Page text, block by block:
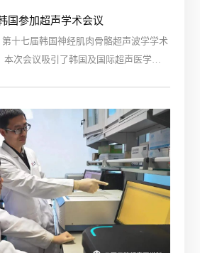
节日的喜悦。工会小组和进修医生代
花，它不仅象征着节日的祝福，更凝
温暖与情谊。...
国参加超声学术会议
十七届韩国神经肌肉骨骼超声波学学术
本次会议吸引了韩国及国际超声医学、
域的成果。崔立刚在大会主论坛发表了
础与进阶》的专题演讲，系统阐释了肩
术与临床实践要点；北医三院李志强则
《...